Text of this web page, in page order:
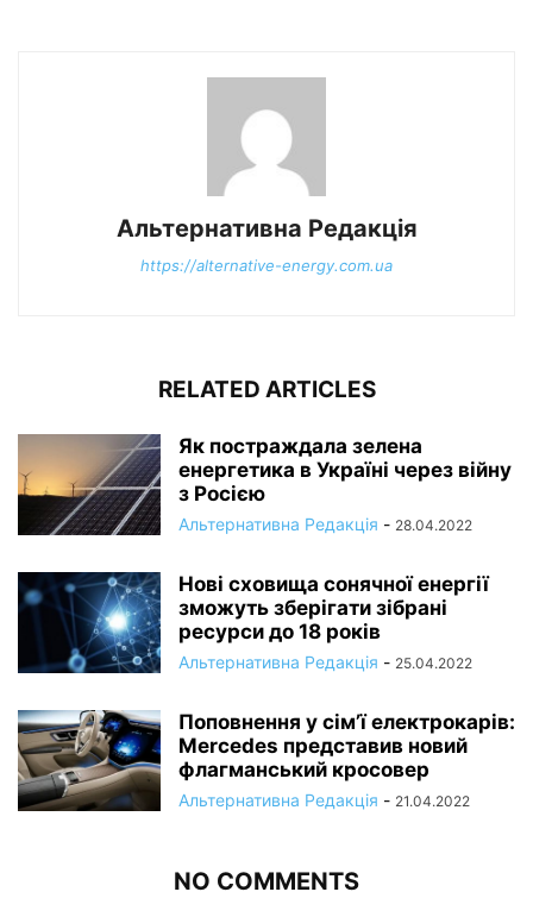
Альтернативна Редакція
https://alternative-energy.com.ua
RELATED ARTICLES
Як постраждала зелена
енергетика в Україні через війну
з Росією
Альтернативна Редакція - 28.04.2022
Нові сховища сонячної енергії
зможуть зберігати зібрані
ресурси до 18 років
Альтернативна Редакція - 25.04.2022
Поповнення у сім’ї електрокарів:
Mercedes представив новий
флагманський кросовер
Альтернативна Редакція - 21.04.2022
NO COMMENTS